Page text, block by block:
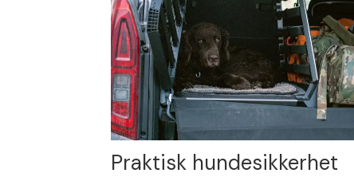
Praktisk hundesikkerhet